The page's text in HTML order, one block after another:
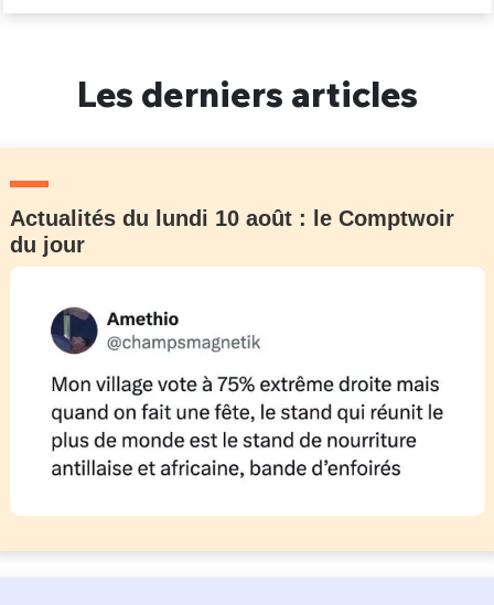
Les derniers articles
Actualités du lundi 10 août : le Comptwoir
du jour